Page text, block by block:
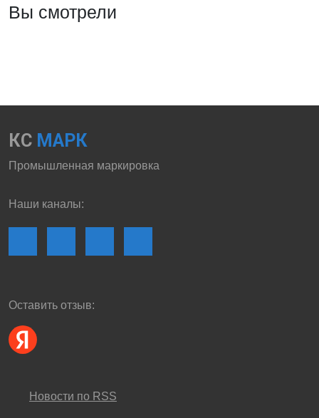
Вы смотрели
КС МАРК
Промышленная маркировка
Наши каналы:
Оставить отзыв:
Новости по RSS